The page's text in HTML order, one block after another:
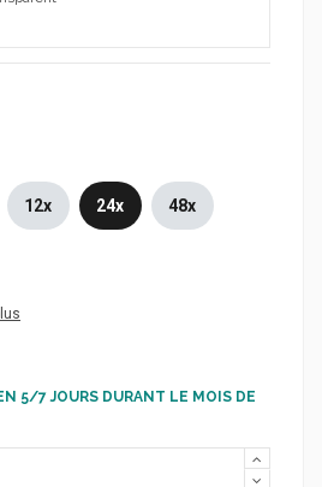
12x 24x 48x
5/7 JOURS DURANT LE MOIS DE